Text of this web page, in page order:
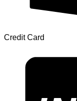
Credit Card